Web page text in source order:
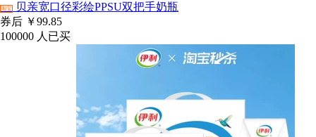
淘宝
贝亲宽口径彩绘PPSU双把手奶瓶
券后 ￥99.85
100000 人已买